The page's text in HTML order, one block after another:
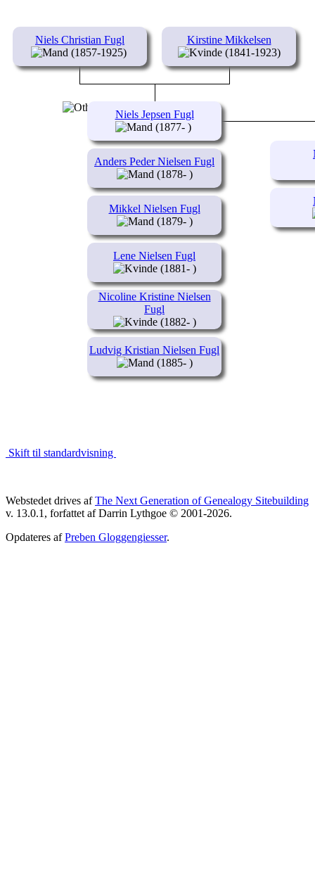
Niels Christian Fugl
(1857-1925)
Kirstine Mikkelsen
(1841-1923)
Anders Peder Nielsen Fugl
(1878- )
Mikkel Nielsen Fugl
(1879- )
Lene Nielsen Fugl
(1881- )
Nicoline Kristine Nielsen
Fugl
(1882- )
Ludvig Kristian Nielsen Fugl
(1885- )
Niels Jepsen Fugl
(1877- )
Skift til standardvisning
Webstedet drives afThe Next Generation of Genealogy Sitebuilding
v. 13.0.1, forfattet af Darrin Lythgoe © 2001-2026.
Opdateres afPreben Gloggengiesser.